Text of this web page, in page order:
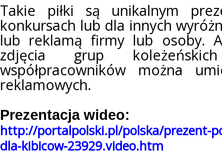
Takie piłki są unikalnym
konkursach lub dla innych
lub reklamą firmy lub osoby.
zdjęcia grup
współpracowników można
reklamowych.
Prezentacja wideo:
http://portalpolski.pl/polska/prezent-
dla-kibicow-23929.video.htm